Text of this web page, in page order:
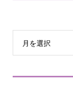
月を選択